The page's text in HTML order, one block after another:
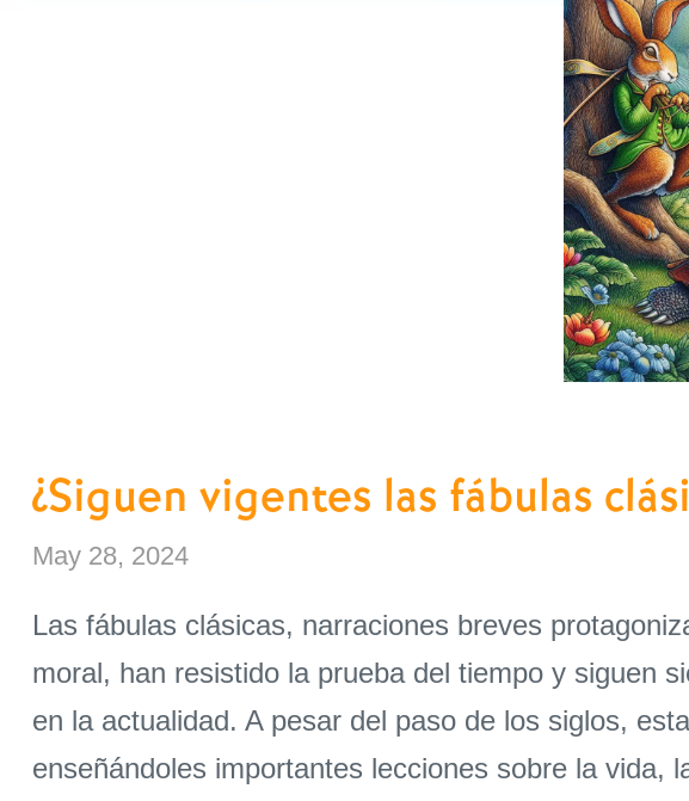
¿Siguen vigentes las fábulas
May 28, 2024
Las fábulas clásicas, narraciones breves
moral, han resistido la prueba del tiempo y siguen
en la actualidad. A pesar del paso de los siglos,
enseñándoles importantes lecciones sobre la vida,